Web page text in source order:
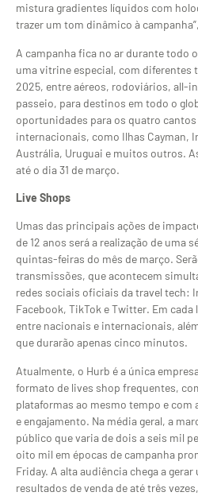
mistura gradientes líquidos com
trazer um tom dinâmico à
A campanha fica no ar durante todo
uma vitrine especial, com diferentes
2025, entre aéreos, rodoviários, all-
passeio, para destinos em todo o
oportunidades para os quatro
internacionais, como Ilhas Cayman,
Austrália, Uruguai e muitos outros.
até o dia 31 de março.
Live Shops
Umas das principais ações de
de 12 anos será a realização de uma
quintas-feiras do mês de março.
transmissões, que acontecem
redes sociais oficiais da travel tech:
Facebook, TikTok e Twitter. Em cada
entre nacionais e internacionais,
que durarão apenas cinco minutos.
Atualmente, o Hurb é a única
formato de lives shop frequentes,
plataformas ao mesmo tempo e com
e engajamento. Na média geral, a
público que varia de dois a seis mil
oito mil em épocas de campanha
Friday. A alta audiência chega a
resultados de venda de até três